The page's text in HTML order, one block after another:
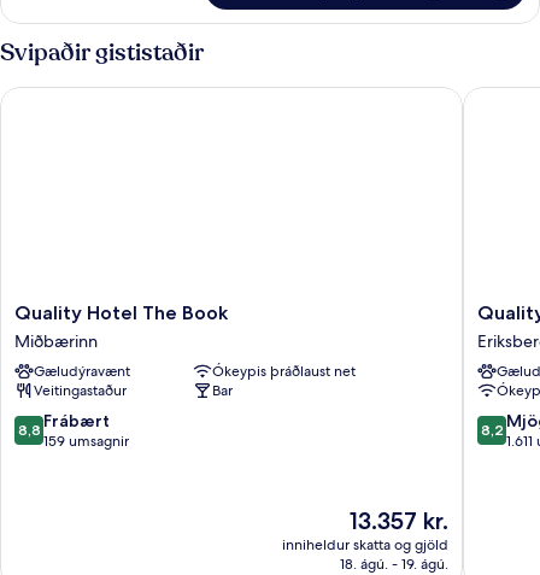
tvíbreitt
rúm
með
svefnsófa
herbergi
-
1
tvíbreitt
rúm
Svipaðir gististaðir
Quality
Hotel
The
Book
Miðbærinn
Quality Hotel The Book
Miðbærinn
Gæludýravænt
Ókeypis þráðlaust net
Veitingastaður
Bar
8.8
af
8,8 Frábært
159 umsagnir
Verðið
er
13.357 kr.
13.357 kr.
inniheldur skatta og gjöld
18. ágú. - 19. ágú.
Quality Hotel The Book
Quality
Hotel
11
8.2
af
8,2
Quality